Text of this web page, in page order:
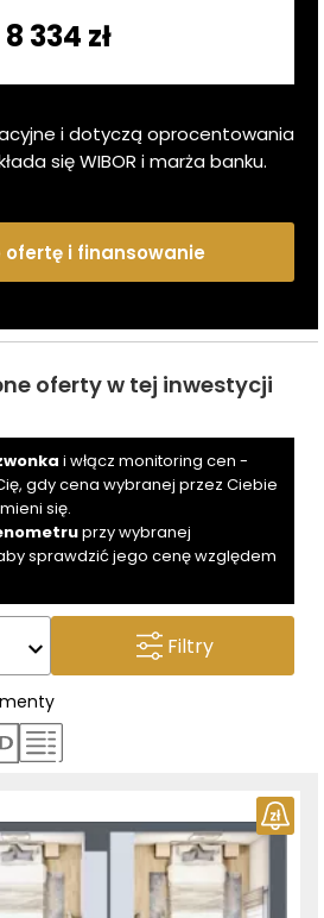
8 334 zł
i dotyczą oprocentowania
się WIBOR i marża banku.
ofertę i finansowanie
oferty w tej inwestycji
i włącz monitoring cen -
gdy cena wybranej przez Ciebie
się.
przy wybranej
sprawdzić jego cenę względem
Filtry